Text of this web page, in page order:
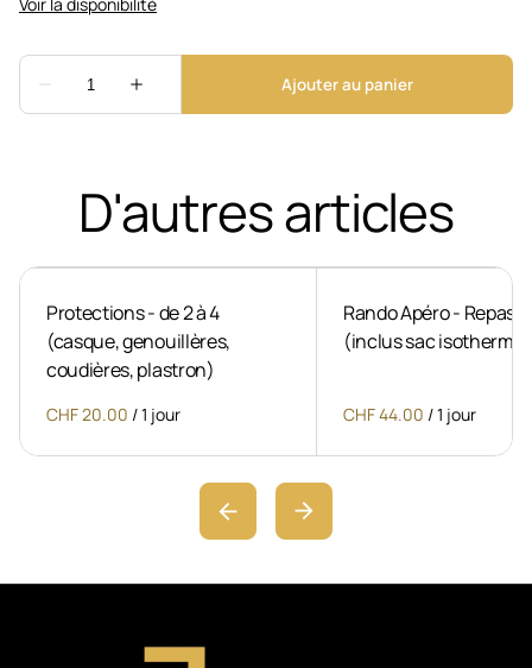
D'autres articles
Protections - de 2 à 4
(casque, genouillères,
coudières, plastron)
/
Rando Apéro - Repas
(inclus sac isotherme)
/